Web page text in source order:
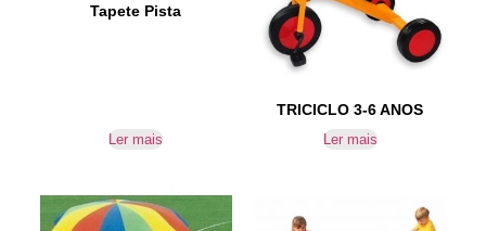
Tapete Pista
Ler mais
TRICICLO 3-6 ANOS
Ler mais